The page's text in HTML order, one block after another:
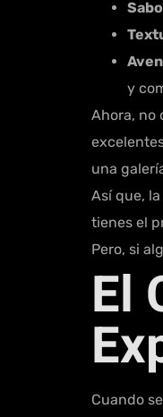
y
Ahora, no
una
Así que,
tienes el
Pero, si
El
Cuando